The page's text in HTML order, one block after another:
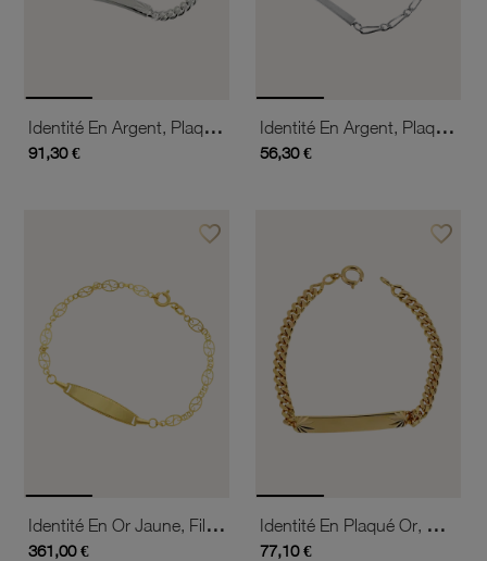
Identité En Argent, Plaque Rectangle Diamantée Soleil 5 Mm Et Maille Gourmette
91,30 €
Identité En Argent, Plaque Rectangle Et Maille Cheval Alternée 1-1
56,30 €
favorite_borderAjouter à vos favoris
Identité En Or Jaune, Filigrane, Plaque Ovale
361,00 €
favorite_borderAjouter
Identité En Plaqué Or, Maille Gourmette, Plaque 5mm Diamantée Sur Le Côté
77,10 €